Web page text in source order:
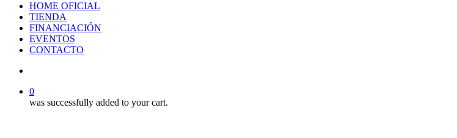
HOME OFICIAL
TIENDA
FINANCIACIÓN
EVENTOS
CONTACTO
0
was successfully added to your cart.